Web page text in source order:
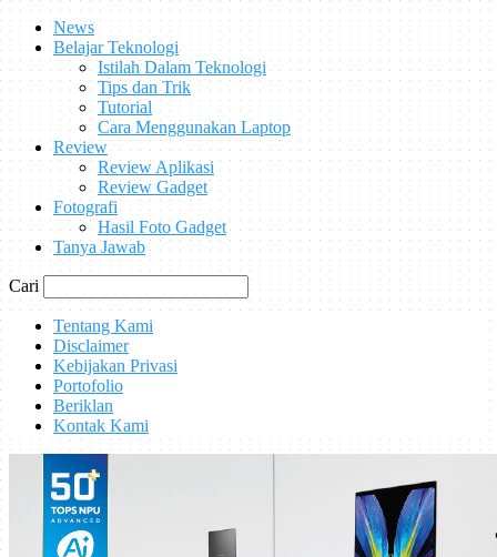
News
Belajar Teknologi
Istilah Dalam Teknologi
Tips dan Trik
Tutorial
Cara Menggunakan Laptop
Review
Review Aplikasi
Review Gadget
Fotografi
Hasil Foto Gadget
Tanya Jawab
Cari
Tentang Kami
Disclaimer
Kebijakan Privasi
Portofolio
Beriklan
Kontak Kami